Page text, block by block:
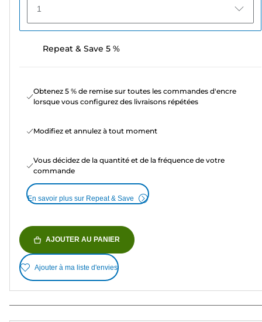
1
Repeat & Save 5 %
Obtenez 5 % de remise sur toutes les commandes d'encre
lorsque vous configurez des livraisons répétées
Modifiez et annulez à tout moment
Vous décidez de la quantité et de la fréquence de votre
commande
En savoir plus sur Repeat & Save
AJOUTER AU PANIER
Ajouter à ma liste d'envies